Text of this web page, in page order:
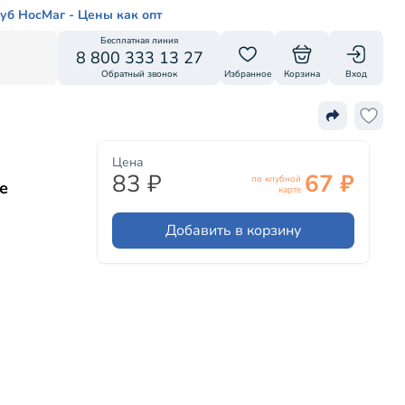
НосМаг - Цены как опт
Бесплатная линия
8 800 333 13 27
Обратный звонок Избранное Корзина Вход
Цена
83 ₽
по клубной
карте 67 ₽
Добавить в корзину